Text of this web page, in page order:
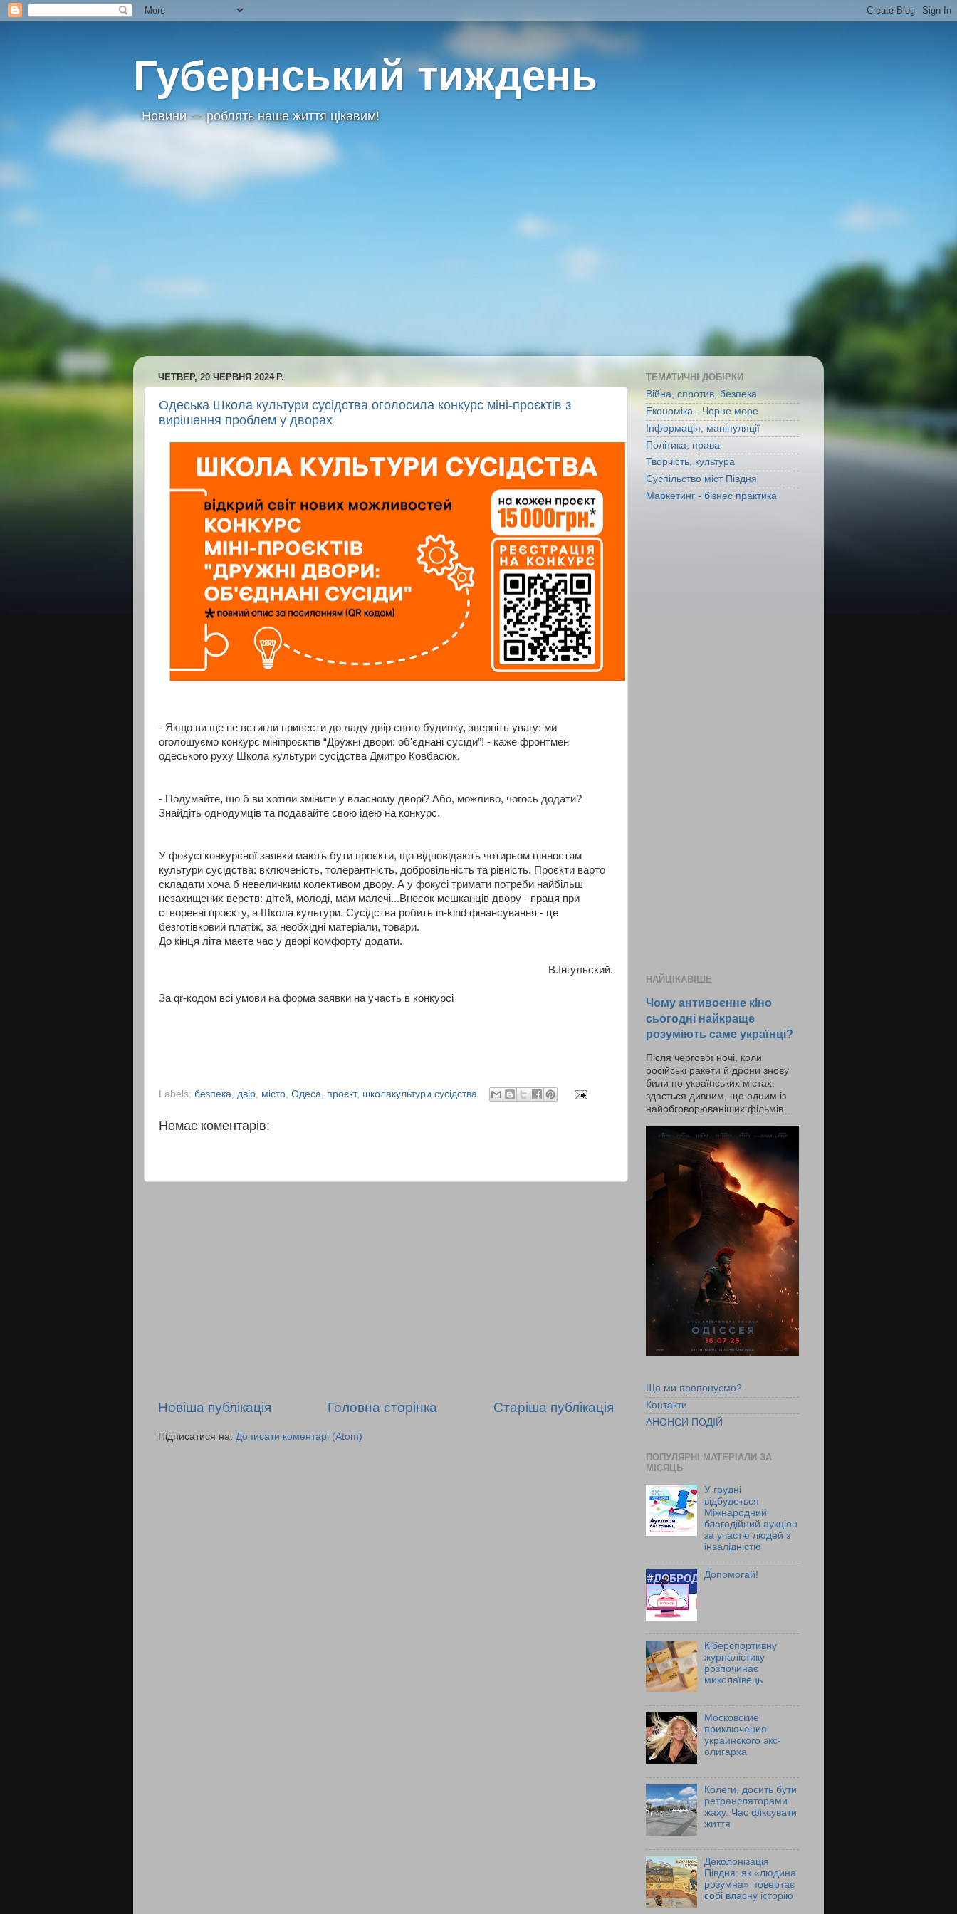
Губернський тиждень
Новини — роблять наше життя цікавим!
ЧЕТВЕР, 20 ЧЕРВНЯ 2024 Р.
Одеська Школа культури сусідства оголосила конкурс міні-проєктів з
вирішення проблем у дворах
- Якщо ви ще не встигли привести до ладу двір свого будинку, зверніть увагу: ми
оголошуємо конкурс мініпроєктів “Дружні двори: об'єднані сусіди”! - каже фронтмен
одеського руху Школа культури сусідства Дмитро Ковбасюк.
- Подумайте, що б ви хотіли змінити у власному дворі? Або, можливо, чогось додати?
Знайдіть однодумців та подавайте свою ідею на конкурс.
У фокусі конкурсної заявки мають бути проєкти, що відповідають чотирьом цінностям
культури сусідства: включеність, толерантність, добровільність та рівність. Проєкти варто
складати хоча б невеличким колективом двору. А у фокусі тримати потреби найбільш
незахищених верств: дітей, молоді, мам малечі...Внесок мешканців двору - праця при
створенні проєкту, а Школа культури. Сусідства робить in-kind фінансування - це
безготівковий платіж, за необхідні матеріали, товари.
До кінця літа маєте час у дворі комфорту додати.
В.Інгульский.
За qr-кодом всі умови на форма заявки на участь в конкурсі
Labels: безпека двір місто Одеса проєкт, школакультури сусідства
Немає коментарів:
Новіша публікація Старіша публікація
Головна сторінка
Підписатися на: Дописати коментарі (Atom)
ТЕМАТИЧНІ ДОБІРКИ
Війна, спротив, безпека
Економіка - Чорне море
Інформація, маніпуляції
Політика, права
Творчість, культура
Суспільство міст Півдня
Маркетинг - бізнес практика
НАЙЦІКАВІШЕ
Чому антивоєнне кіно
сьогодні найкраще
розуміють саме українці?
Після чергової ночі, коли
російські ракети й дрони знову
били по українських містах,
здається дивним, що одним із
найобговорюваніших фільмів...
Що ми пропонуємо?
Контакти
АНОНСИ ПОДІЙ
ПОПУЛЯРНІ МАТЕРІАЛИ ЗА
МІСЯЦЬ
У грудні
відбудеться
Міжнародний
благодійний аукціон
за участю людей з
інвалідністю
Допомогай!
Кіберспортивну
журналістику
розпочинає
миколаївець
Московские
приключения
украинского экс-
олигарха
Колеги, досить бути
ретрансляторами
жаху. Час фіксувати
життя
Деколонізація
Півдня: як «людина
розумна» повертає
собі власну історію